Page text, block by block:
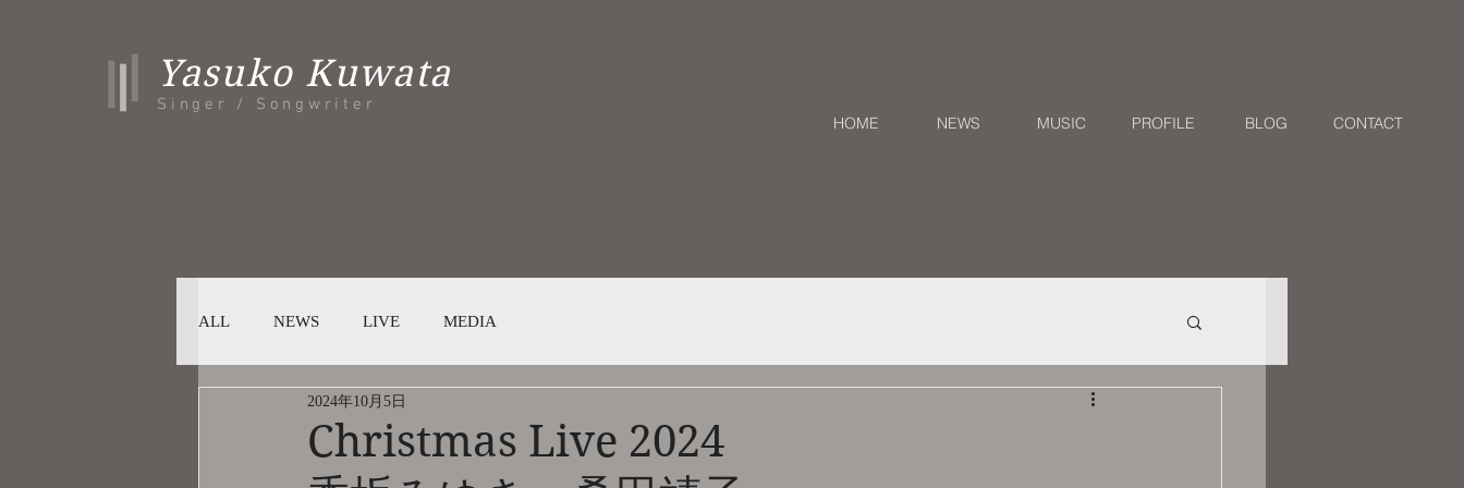
Yasuko Kuwata
Singer / Songwriter
HOME
NEWS MUSIC PROFILE BLOG CONTACT
ALL NEWS LIVE MEDIA
Christmas Live 2024
2024年10月5日